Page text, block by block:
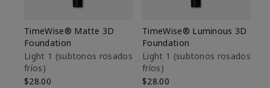
TimeWise® Matte 3D
Foundation
Light 1​ (subtonos rosados
fríos)
$28.00
TimeWise® Luminous 3D
Foundation
Light 1​ (subtonos rosados
fríos)
$28.00